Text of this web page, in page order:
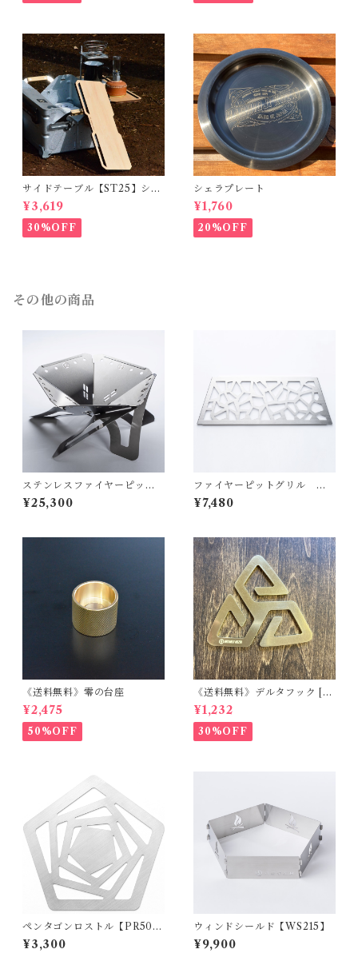
サイドテーブル【ST25】シェ
ルフコンテナ25用
¥3,619
30%OFF
シェラプレート
¥1,760
20%OFF
その他の商品
ステンレスファイヤーピット
【FP350】
¥25,300
ファイヤーピットグリル 【G
R500】
¥7,480
《送料無料》零の台座
¥2,475
50%OFF
《送料無料》デルタフック [B
RASS Ver,]
¥1,232
30%OFF
ペンタゴンロストル【PR50
0】
¥3,300
ウィンドシールド【WS215】
¥9,900